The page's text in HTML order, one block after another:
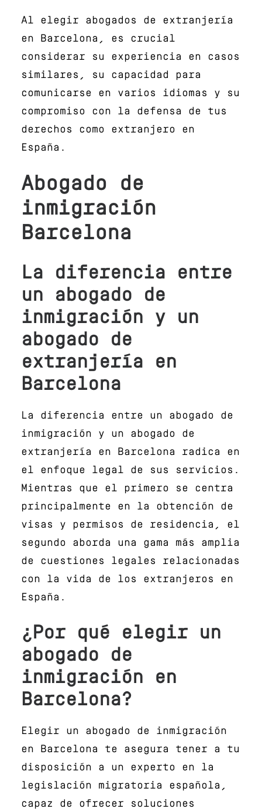
Al elegir abogados de extranjería
en Barcelona, es crucial
considerar su experiencia en casos
similares, su capacidad para
comunicarse en varios idiomas y su
compromiso con la defensa de tus
derechos como extranjero en
España.
Abogado de
inmigración
Barcelona
La diferencia entre
un abogado de
inmigración y un
abogado de
extranjería en
Barcelona
La diferencia entre un abogado de
inmigración y un abogado de
extranjería en Barcelona radica en
el enfoque legal de sus servicios.
Mientras que el primero se centra
principalmente en la obtención de
visas y permisos de residencia, el
segundo aborda una gama más amplia
de cuestiones legales relacionadas
con la vida de los extranjeros en
España.
¿Por qué elegir un
abogado de
inmigración en
Barcelona?
Elegir un abogado de inmigración
en Barcelona te asegura tener a tu
disposición a un experto en la
legislación migratoria española,
capaz de ofrecer soluciones